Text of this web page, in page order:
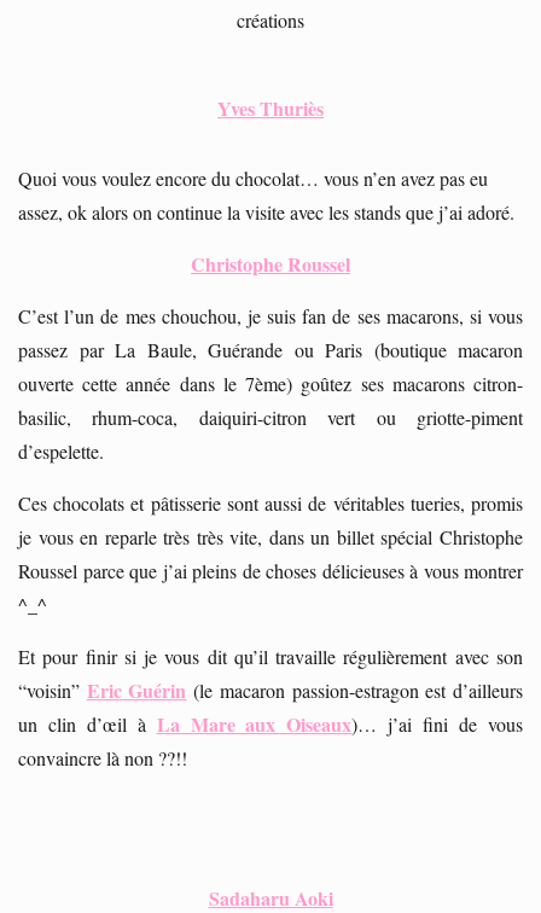
créations
Yves Thuriès
Quoi vous voulez encore du chocolat… vous n’en avez pas eu
assez, ok alors on continue la visite avec les stands que j’ai adoré.
Christophe Roussel
C’est l’un de mes chouchou, je suis fan de ses macarons, si vous
passez par La Baule, Guérande ou Paris (boutique macaron
ouverte cette année dans le 7ème) goûtez ses macarons citron-
basilic, rhum-coca, daiquiri-citron vert ou griotte-piment
d’espelette.
Ces chocolats et pâtisserie sont aussi de véritables tueries, promis
je vous en reparle très très vite, dans un billet spécial Christophe
Roussel parce que j’ai pleins de choses délicieuses à vous montrer
^_^
Et pour finir si je vous dit qu’il travaille régulièrement avec son
“voisin” Eric Guérin (le macaron passion-estragon est d’ailleurs
un clin d’œil à La Mare aux Oiseaux)… j’ai fini de vous
convaincre là non ??!!
Sadaharu Aoki